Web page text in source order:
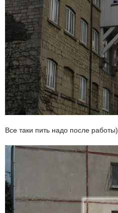
Все таки пить надо после работы)